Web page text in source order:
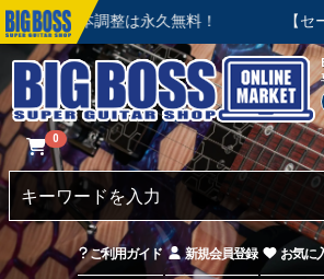
整は永久無料！ 【セール開催中】
0
ご利用ガイド 新規会員登録 お気に